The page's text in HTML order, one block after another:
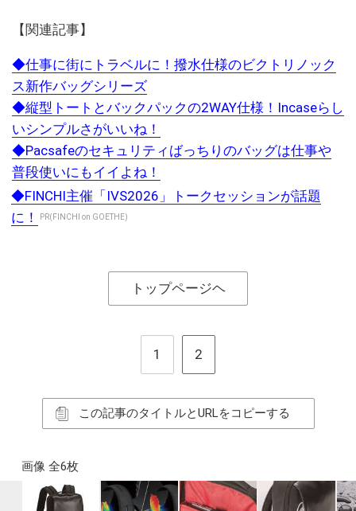
【関連記事】
◆仕事に街にトラベルに！撥水仕様のビクトリノック
ス新作バッグシリーズ
◆縦型トートとバックパックの2WAY仕様！Incaseらし
いシンプルさがいいね！
◆Pacsafeのセキュリティばっちりのバッグは仕事や
普段使いにもイイよね！
◆FINCHI主催「IVS2026」トークセッションが話題
に！
PR(FINCHI on GOETHE)
トップページヘ
1 2
この記事のタイトルとURLをコピーする
画像 全6枚